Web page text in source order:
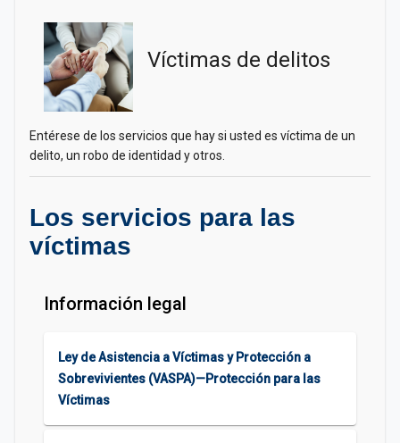
Víctimas de delitos
Entérese de los servicios que hay si usted es víctima de un
delito, un robo de identidad y otros.
Los servicios para las
víctimas
Información legal
Ley de Asistencia a Víctimas y Protección a
Sobrevivientes (VASPA)—Protección para las
Víctimas